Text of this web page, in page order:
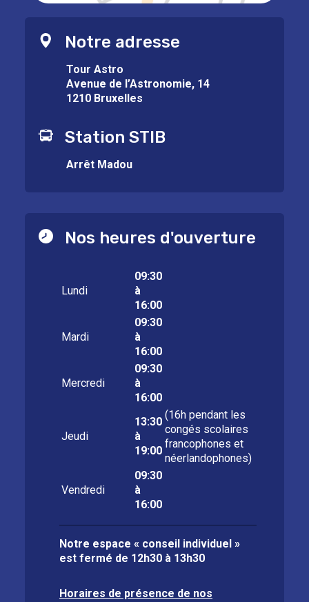
Notre adresse
Tour Astro
Avenue de l’Astronomie, 14
1210 Bruxelles
Station STIB
Arrêt Madou
Nos heures d'ouverture
Lundi
09:30
à
16:00
Mardi
09:30
à
16:00
Mercredi
09:30
à
16:00
Jeudi
13:30
à
19:00
(16h pendant les
congés scolaires
francophones et
néerlandophones)
Vendredi
09:30
à
16:00
Notre espace « conseil individuel »
est fermé de 12h30 à 13h30
Horaires de présence de nos